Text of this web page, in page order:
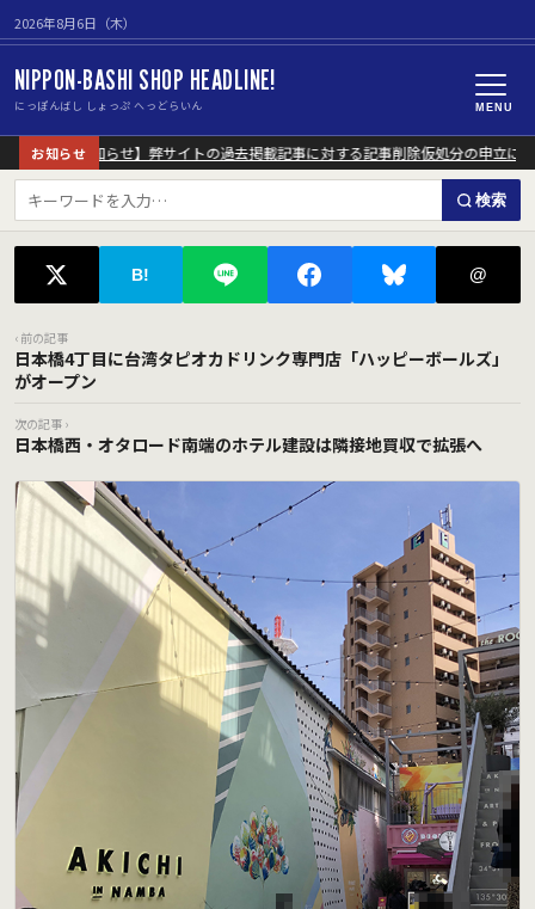
2026年8月6日（木）
NIPPON-BASHI SHOP HEADLINE!
にっぽんばし しょっぷ へっどらいん MENU
お知らせ
【重要なお知らせ】弊サイトの過去掲載記事に対する記事削除仮処分の申立につ
検索
B! @
‹ 前の記事
日本橋4丁目に台湾タピオカドリンク専門店「ハッピーボールズ」
がオープン
次の記事 ›
日本橋西・オタロード南端のホテル建設は隣接地買収で拡張へ